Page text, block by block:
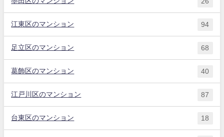
江東区のマンション 94
足立区のマンション 68
葛飾区のマンション 40
江戸川区のマンション 87
台東区のマンション 18